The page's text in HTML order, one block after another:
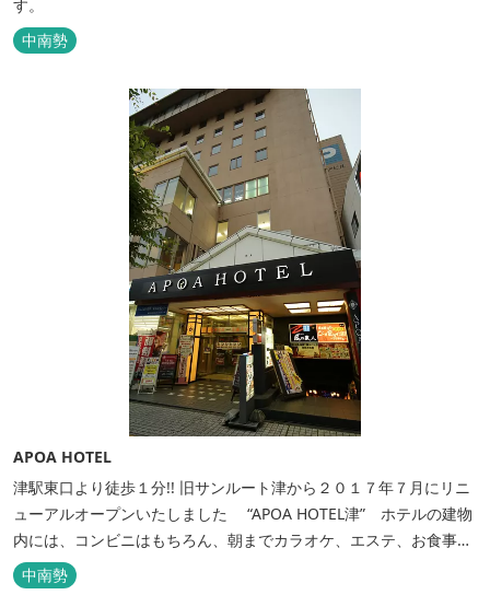
す。
中南勢
APOA HOTEL
津駅東口より徒歩１分!! 旧サンルート津から２０１７年７月にリニ
ューアルオープンいたしました “APOA HOTEL津” ホテルの建物
内には、コンビニはもちろん、朝までカラオケ、エステ、お食事も
いろいろなジャンルが楽しめます。 ホテル内施設 地下…創作料
中南勢